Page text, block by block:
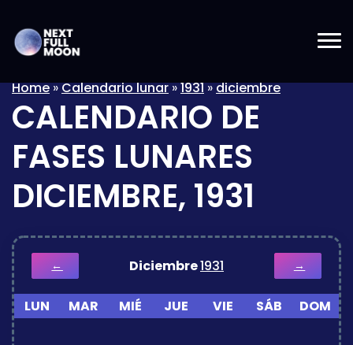
Home»Calendario lunar»1931»diciembre
CALENDARIO DE
FASES LUNARES
DICIEMBRE, 1931
← Diciembre1931 →
LUN MAR MIÉ JUE VIE SÁB DOM